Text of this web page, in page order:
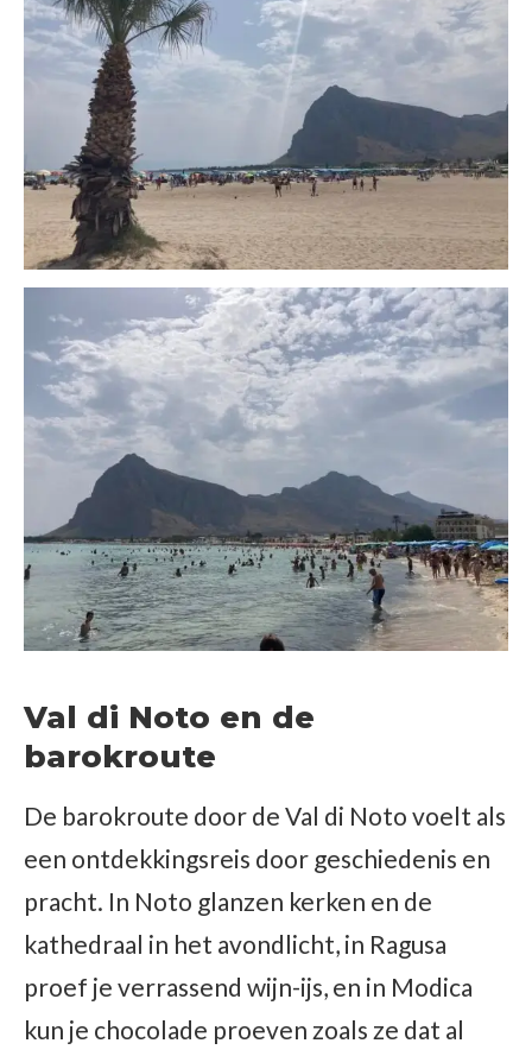
Val di Noto en de
barokroute
De barokroute door de Val di Noto voelt als
een ontdekkingsreis door geschiedenis en
pracht. In Noto glanzen kerken en de
kathedraal in het avondlicht, in Ragusa
proef je verrassend wijn-ijs, en in Modica
kun je chocolade proeven zoals ze dat al